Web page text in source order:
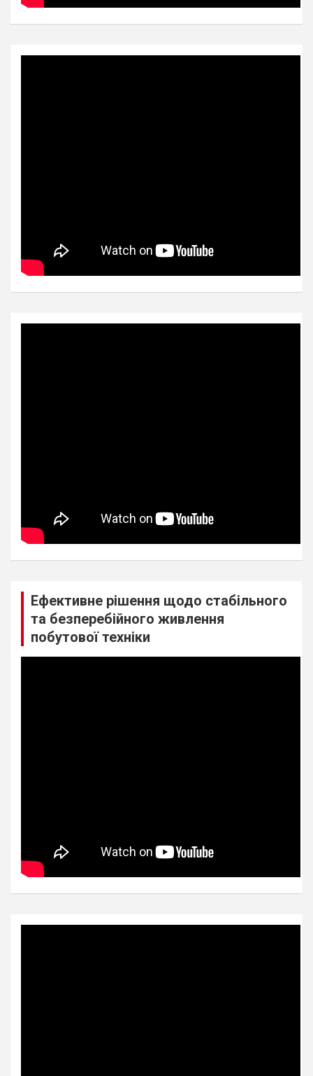
Ефективне рішення щодо стабільного
та безперебійного живлення
побутової техніки